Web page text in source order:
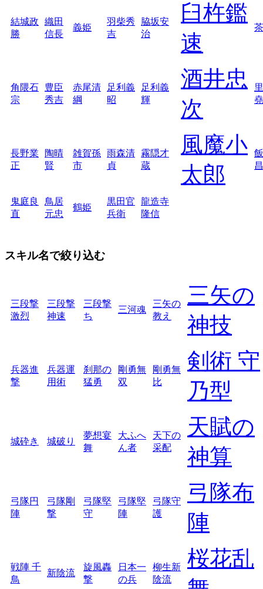
結城政
勝
織田
信長
義姫
羽柴秀
吉
脇坂安
治
臼杵鑑
速
角隈石
宗
豊臣
秀吉
赤尾清
綱
足利義
昭
足利義
輝
酒井忠
次
堯
長野業
正
陶晴
賢
雑賀孫
市
雨森清
貞
霧隠才
蔵
風魔小
太郎
昌
鬼庭良
直
鳥居
元忠
鶴姫
黒田官
兵衛
龍造寺
隆信
スキル名で絞り込む
三段撃
激烈
三段撃
神速
三段撃
ち
三河魂
三矢の
教え
三矢の
神技
兵器進
撃
兵器運
用術
刹那の
猛勇
剛勇無
双
剛勇無
比
剣術 守
乃型
城砕き 城破り
夢想宴
舞
大ふへ
ん者
天下の
采配
天賦の
神算
弓隊円
陣
弓隊剛
撃
弓隊堅
守
弓隊堅
陣
弓隊守
護
弓隊布
陣
戦陣 千
鳥
新陰流
旋風轟
撃
日本一
の兵
柳生新
陰流
桜花乱